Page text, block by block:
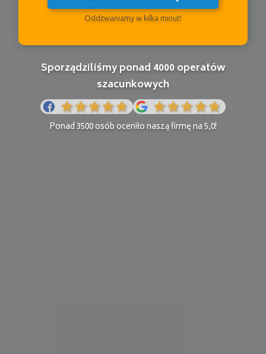
Oddzwaniamy w kilka minut!
Sporządziliśmy ponad 4000 operatów
szacunkowych
Ponad 3500 osób oceniło naszą firmę na 5,0!